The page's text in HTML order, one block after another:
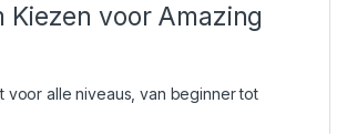
Kiezen voor Amazing
voor alle niveaus, van beginner tot